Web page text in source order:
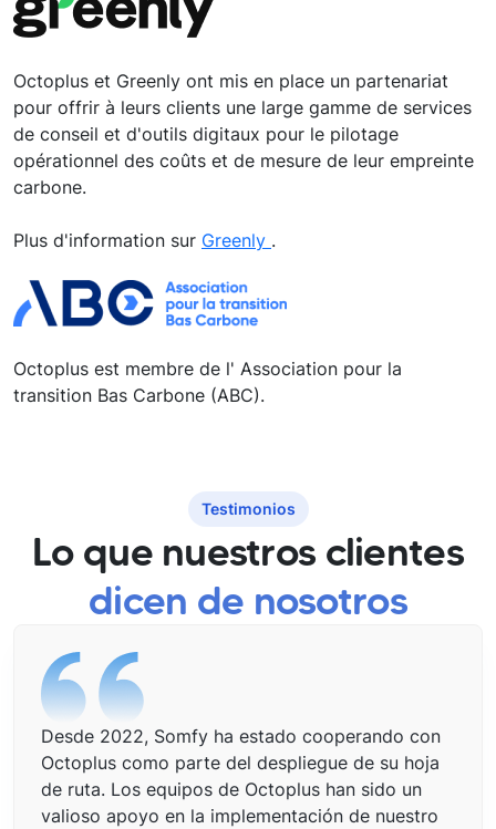
Octoplus et Greenly ont mis en place un partenariat
pour offrir à leurs clients une large gamme de services
de conseil et d'outils digitaux pour le pilotage
opérationnel des coûts et de mesure de leur empreinte
carbone.
Plus d'information sur Greenly .
Octoplus est membre de l' Association pour la
transition Bas Carbone (ABC).
Testimonios
Lo que nuestros clientes
dicen de nosotros
Desde 2022, Somfy ha estado cooperando con
Octoplus como parte del despliegue de su hoja
de ruta. Los equipos de Octoplus han sido un
valioso apoyo en la implementación de nuestro